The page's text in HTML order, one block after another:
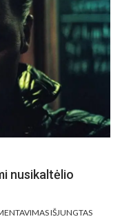
nusikaltėlio
IŠJUNGTASĮRAŠE